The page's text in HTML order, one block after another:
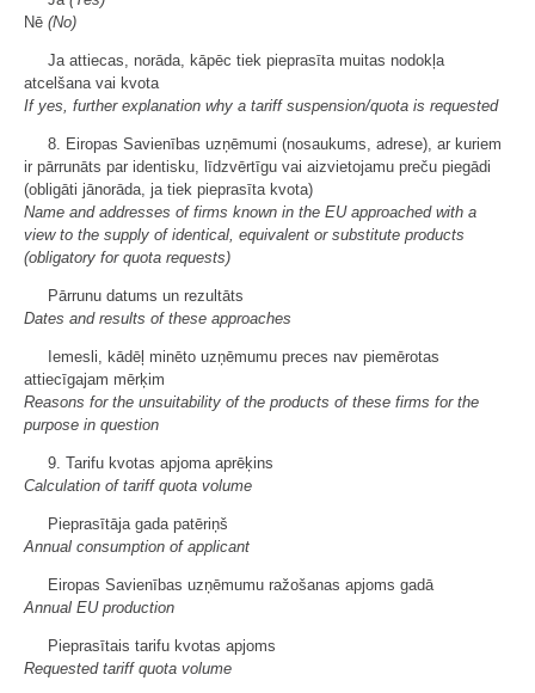
Nē (No)
Ja attiecas, norāda, kāpēc tiek pieprasīta muitas nodokļa
atcelšana vai kvota
If yes, further explanation why a tariff suspension/quota is requested
8. Eiropas Savienības uzņēmumi (nosaukums, adrese), ar kuriem
ir pārrunāts par identisku, līdzvērtīgu vai aizvietojamu preču piegādi
(obligāti jānorāda, ja tiek pieprasīta kvota)
Name and addresses of firms known in the EU approached with a
view to the supply of identical, equivalent or substitute products
(obligatory for quota requests)
Pārrunu datums un rezultāts
Dates and results of these approaches
Iemesli, kādēļ minēto uzņēmumu preces nav piemērotas
attiecīgajam mērķim
Reasons for the unsuitability of the products of these firms for the
purpose in question
9. Tarifu kvotas apjoma aprēķins
Calculation of tariff quota volume
Pieprasītāja gada patēriņš
Annual consumption of applicant
Eiropas Savienības uzņēmumu ražošanas apjoms gadā
Annual EU production
Pieprasītais tarifu kvotas apjoms
Requested tariff quota volume